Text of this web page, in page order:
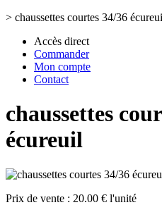
> chaussettes courtes 34/36
Accès direct
Commander
Mon compte
Contact
chaussettes
écureuil
Prix de vente : 20.00 € l'unité